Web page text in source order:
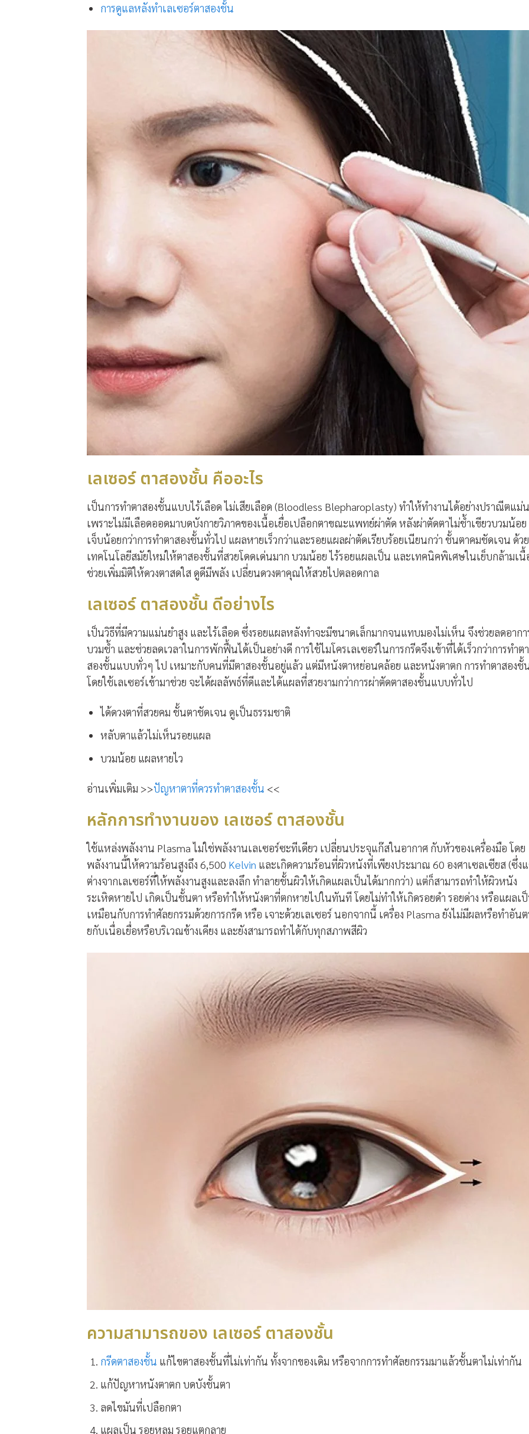
การดูแลหลังทำเลเซอร์ตาสองชั้น
เลเซอร์ ตาสองชั้น คืออะไร
เป็นการทำตาสองชั้นแบบไร้เลือด ไม่เสียเลือด (Bloodless Blepharoplasty) ทำให้ทำงานได้อย่างปราณีตแม่
เพราะไม่มีเลือดออดมาบดบังกายวิภาคของเนื้อเยื่อเปลือกตาขณะแพทย์ผ่าตัด หลังผ่าตัดตาไม่ช้ำเขียวบวมน้อย
เจ็บน้อยกว่าการทำตาสองชั้นทั่วไป แผลหายเร็วกว่าและรอยแผลผ่าตัดเรียบร้อยเนียนกว่า ชั้นตาคมชัดเจน ด้วย
เทคโนโลยีสมัยใหม่ให้ตาสองชั้นที่สวยโดดเด่นมาก บวมน้อย ไร้รอยแผลเป็น และเทคนิคพิเศษในเย็บกล้ามเนื้
ช่วยเพิ่มมิติให้ดวงตาสดใส ดูดีมีพลัง เปลี่ยนดวงตาคุณให้สวยไปตลอดกาล
เลเซอร์ ตาสองชั้น ดีอย่างไร
เป็นวิธีที่มีความแม่นยำสูง และไร้เลือด ซึ่งรอยแผลหลังทำจะมีขนาดเล็กมากจนแทบมองไม่เห็น จึงช่วยลดอากา
บวมช้ำ และช่วยลดเวลาในการพักฟื้นได้เป็นอย่างดี การใช้ไมโครเลเซอร์ในการกรีดจึงเข้าที่ได้เร็วกว่าการทำตา
สองชั้นแบบทั่วๆ ไป เหมาะกับคนที่มีตาสองชั้นอยู่แล้ว แต่มีหนังตาหย่อนคล้อย และหนังตาตก การทำตาสองชั้
โดยใช้เลเซอร์เข้ามาช่วย จะได้ผลลัพธ์ที่ดีและได้แผลที่สวยงามกว่าการผ่าตัดตาสองชั้นแบบทั่วไป
ได้ดวงตาที่สวยคม ชั้นตาชัดเจน ดูเป็นธรรมชาติ
หลับตาแล้วไม่เห็นรอยแผล
บวมน้อย แผลหายไว
อ่านเพิ่มเติม >>ปัญหาตาที่ควรทำตาสองชั้น <<
หลักการทำงานของ เลเซอร์ ตาสองชั้น
ใช้แหล่งพลังงาน Plasma ไม่ใช่พลังงานเลเซอร์ซะทีเดียว เปลี่ยนประจุแก๊สในอากาศ กับหัวของเครื่องมือ โดย
พลังงานนี้ให้ความร้อนสูงถึง 6,500 Kelvin และเกิดความร้อนที่ผิวหนังที่เพียงประมาณ 60 องศาเซลเซียส (ซึ่ง
ต่างจากเลเซอร์ที่ให้พลังงานสูงและลงลึก ทำลายชั้นผิวให้เกิดแผลเป็นได้มากกว่า) แต่ก็สามารถทำให้ผิวหนัง
ระเหิดหายไป เกิดเป็นชั้นตา หรือทำให้หนังตาที่ตกหายไปในทันที โดยไม่ทำให้เกิดรอยดำ รอยด่าง หรือแผลเ
เหมือนกับการทำศัลยกรรมด้วยการกรีด หรือ เจาะด้วยเลเซอร์ นอกจากนี้ เครื่อง Plasma ยังไม่มีผลหรือทำอันต
ยกับเนื่อเยื่อหรือบริเวณข้างเคียง และยังสามารถทำได้กับทุกสภาพสีผิว
ความสามารถของ เลเซอร์ ตาสองชั้น
กรีดตาสองชั้น แก้ไขตาสองชั้นที่ไม่เท่ากัน ทั้งจากของเดิม หรือจากการทำศัลยกรรมมาแล้วชั้นตาไม่เท่ากัน
แก้ปัญหาหนังตาตก บดบังชั้นตา
ลดไขมันที่เปลือกตา
แผลเป็น รอยหลุม รอยแตกลาย